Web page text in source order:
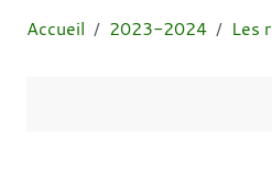
Accueil 2023-2024 Les